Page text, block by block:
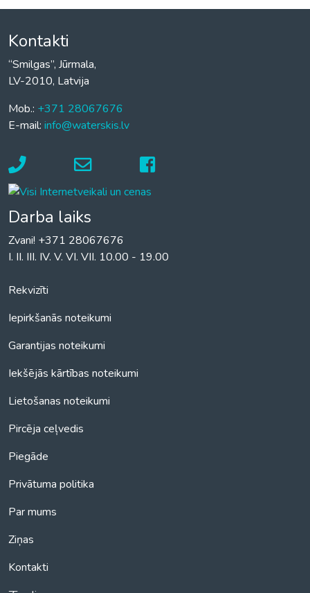
Kontakti
“Smilgas”, Jūrmala,
LV-2010, Latvija
Mob.: +371 28067676
E-mail: info@waterskis.lv
Darba laiks
Zvani! +371 28067676
I. II. III. IV. V. VI. VII. 10.00 - 19.00
Rekvizīti
Iepirkšanās noteikumi
Garantijas noteikumi
Iekšējās kārtības noteikumi
Lietošanas noteikumi
Pircēja ceļvedis
Piegāde
Privātuma politika
Par mums
Ziņas
Kontakti